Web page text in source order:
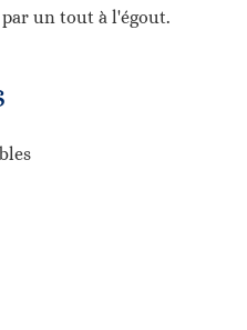
un tout à l'égout.